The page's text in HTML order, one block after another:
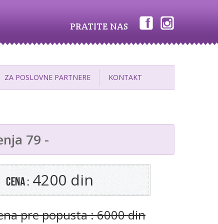
PRATITE NAS
ZA POSLOVNE PARTNERE KONTAKT
79 -
4200 din
pre popusta : 6000 din